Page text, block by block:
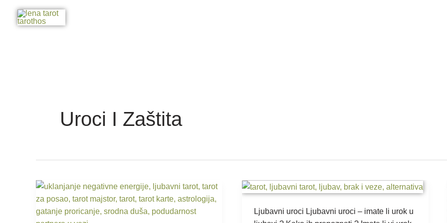
Uroci I Zaštita
Uklanjanje
negativne
Ljubavni uroci Ljubavni uroci – imate li urok u
Ljubavni
uroci